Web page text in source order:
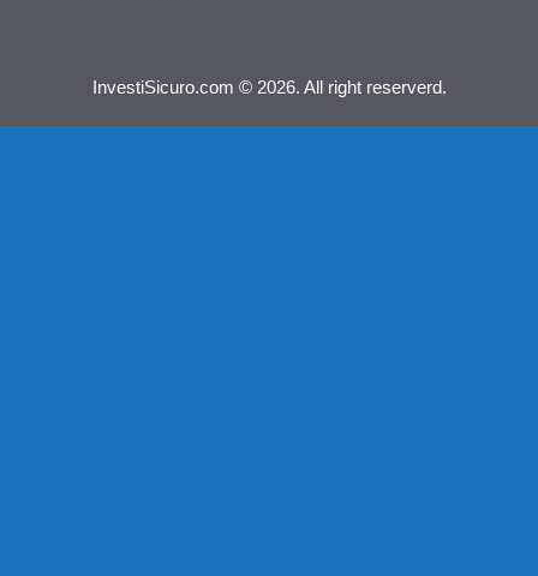
InvestiSicuro.com © 2026. All right reserverd.